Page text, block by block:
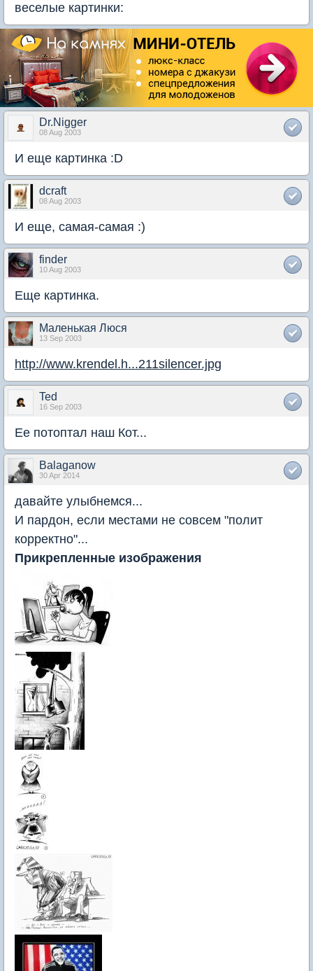
веселые картинки:
Dr.Nigger
08 Aug 2003
И еще картинка :D
dcraft
08 Aug 2003
И еще, самая-самая :)
finder
10 Aug 2003
Еще картинка.
Маленькая Люся
13 Sep 2003
http://www.krendel.h...211silencer.jpg
Ted
16 Sep 2003
Ее потоптал наш Кот...
Balaganow
30 Apr 2014
давайте улыбнемся...
И пардон, если местами не совсем "полит
корректно"...
Прикрепленные изображения